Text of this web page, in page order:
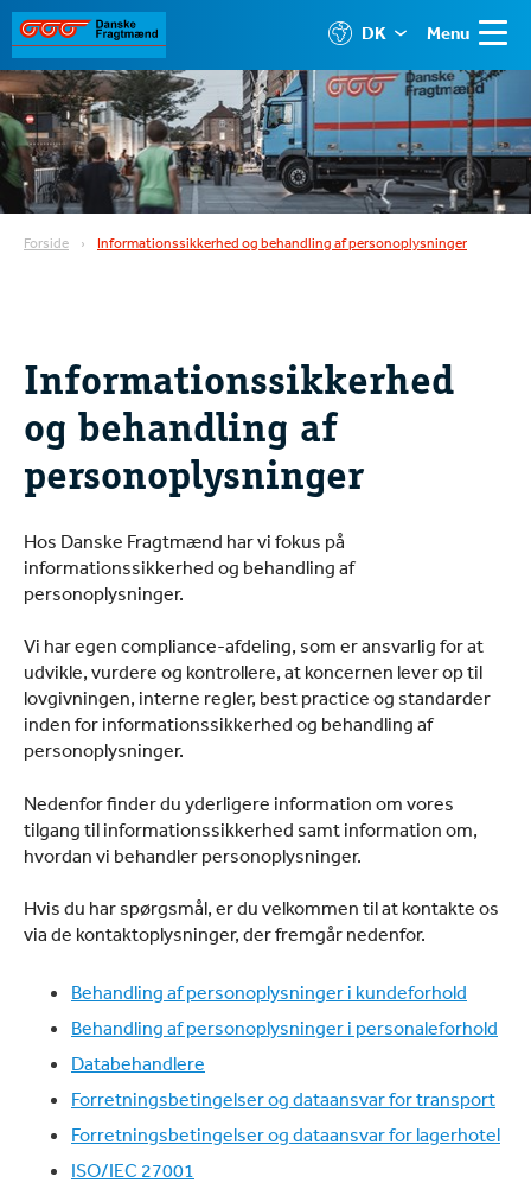
Menu
DK
Forside Informationssikkerhed og behandling af personoplysninger
Informationssikkerhed
og behandling af
personoplysninger
Hos Danske Fragtmænd har vi fokus på
informationssikkerhed og behandling af
personoplysninger.
Vi har egen compliance-afdeling, som er ansvarlig for at
udvikle, vurdere og kontrollere, at koncernen lever op til
lovgivningen, interne regler, best practice og standarder
inden for informationssikkerhed og behandling af
personoplysninger.
Nedenfor finder du yderligere information om vores
tilgang til informationssikkerhed samt information om,
hvordan vi behandler personoplysninger.
Hvis du har spørgsmål, er du velkommen til at kontakte os
via de kontaktoplysninger, der fremgår nedenfor.
Behandling af personoplysninger i kundeforhold
Behandling af personoplysninger i personaleforhold
Databehandlere
Forretningsbetingelser og dataansvar for transport
Forretningsbetingelser og dataansvar for lagerhotel
ISO/IEC 27001